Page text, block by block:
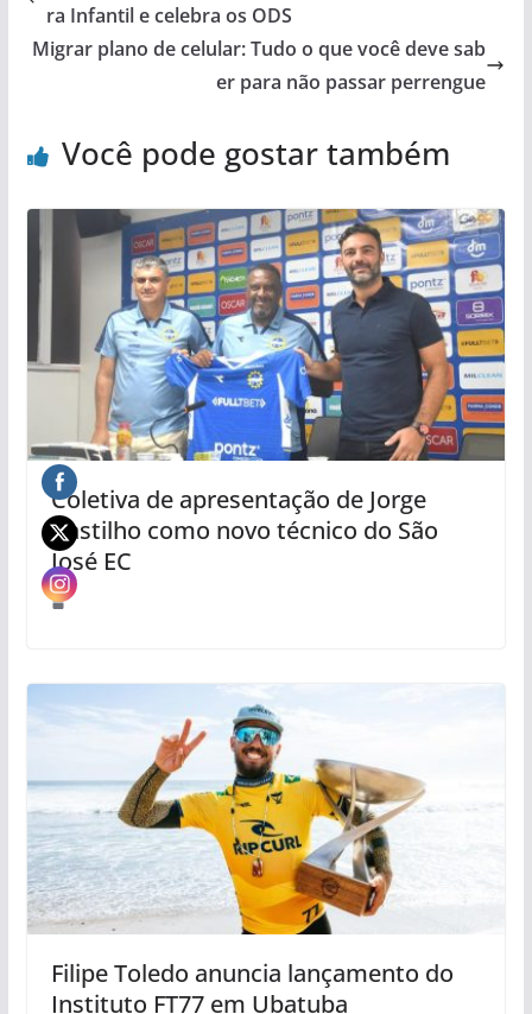
ra Infantil e celebra os ODS
Migrar plano de celular: Tudo o que você deve sab
er para não passar perrengue
Você pode gostar também
Coletiva de apresentação de Jorge
Castilho como novo técnico do São
José EC
Filipe Toledo anuncia lançamento do
Instituto FT77 em Ubatuba